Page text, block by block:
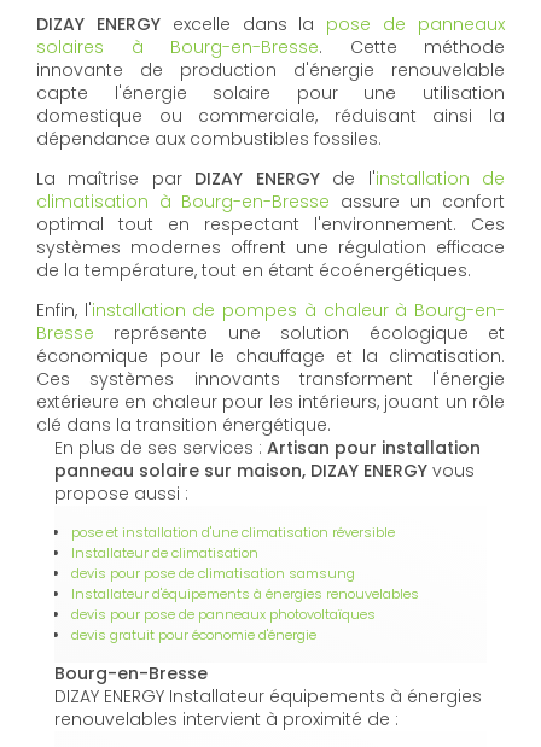
DIZAY ENERGYexcelle dans la pose de panneaux
solaires à Bourg-en-Bresse. Cette méthode
innovante de production d'énergie renouvelable
capte l'énergie solaire pour une utilisation
domestique ou commerciale, réduisant ainsi la
dépendance aux combustibles fossiles.
La maîtrise par DIZAY ENERGYde l'installation de
climatisation à Bourg-en-Bresse assure un confort
optimal tout en respectant l'environnement. Ces
systèmes modernes offrent une régulation efficace
de la température, tout en étant écoénergétiques.
Enfin, l'installation de pompes à chaleur à Bourg-en-
Bresse représente une solution écologique et
économique pour le chauffage et la climatisation.
Ces systèmes innovants transforment l'énergie
extérieure en chaleur pour les intérieurs, jouant un rôle
clé dans la transition énergétique.
En plus de ses services : Artisan pour installation
panneau solaire sur maison, DIZAY ENERGY vous
propose aussi :
pose et installation d'une climatisation réversible
Installateur de climatisation
devis pour pose de climatisation samsung
Installateur d'équipements à énergies renouvelables
devis pour pose de panneaux photovoltaïques
devis gratuit pour économie d'énergie
Bourg-en-Bresse
DIZAY ENERGY Installateur équipements à énergies
renouvelables intervient à proximité de :